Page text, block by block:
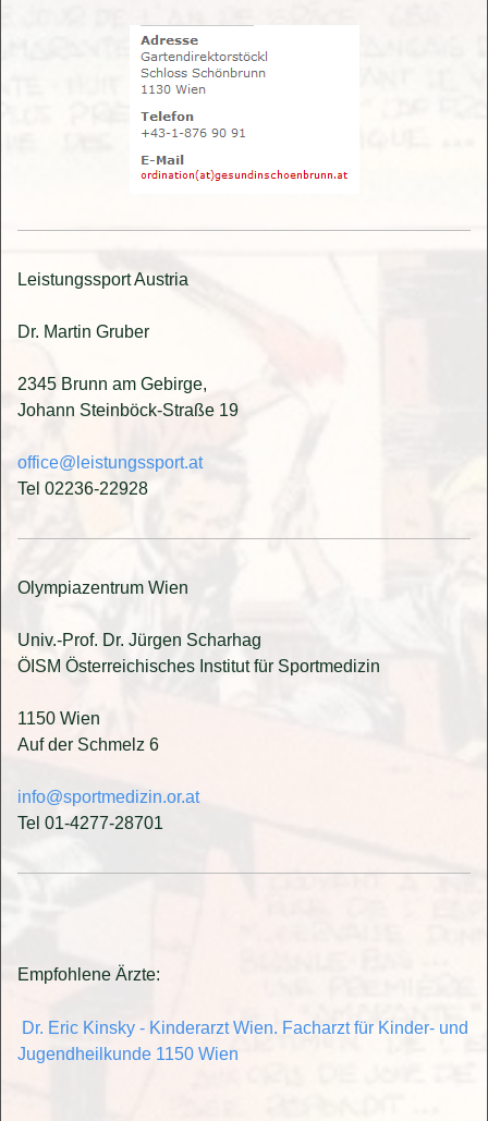
Leistungssport Austria
Dr. Martin Gruber
2345 Brunn am Gebirge,
Johann Steinböck-Straße 19
office@leistungssport.at
Tel 02236-22928
Olympiazentrum Wien
Univ.-Prof. Dr. Jürgen Scharhag
ÖISM Österreichisches Institut für Sportmedizin
1150 Wien
Auf der Schmelz 6
info@sportmedizin.or.at
Tel 01-4277-28701
Empfohlene Ärzte:
Dr. Eric Kinsky - Kinderarzt Wien. Facharzt für Kinder- und
Jugendheilkunde 1150 Wien